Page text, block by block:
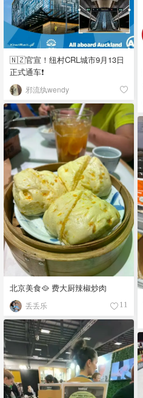
🇳🇿官宣！纽村CRL城市9月13日
正式通车❗
邪流纨wendy
北京美食🥘 费大厨辣椒炒肉
丢丢乐 11